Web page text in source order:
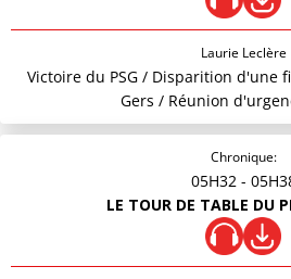
Laurie Leclère
Victoire du PSG / Disparition d'une
Gers / Réunion
Chronique:
05H32 -
LE TOUR DE TABLE DU